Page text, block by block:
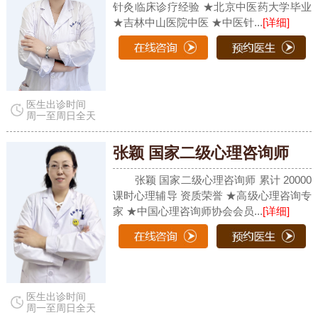
医生出诊时间
周一至周日全天
针灸临床诊疗经验 ★北京中医药大学毕业
★吉林中山医院中医 ★中医针...[详细]
医生出诊时间
周一至周日全天
张颖 国家二级心理咨询师
张颖 国家二级心理咨询师 累计 20000
课时心理辅导 资质荣誉 ★高级心理咨询专
家 ★中国心理咨询师协会会员...[详细]